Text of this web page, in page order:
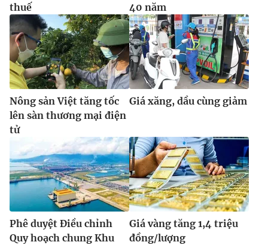
thuế
40 năm
Nông sản Việt tăng tốc
lên sàn thương mại điện
tử
Giá xăng, dầu cùng giảm
Phê duyệt Điều chỉnh
Quy hoạch chung Khu
Giá vàng tăng 1,4 triệu
đồng/lượng